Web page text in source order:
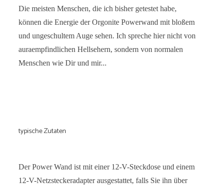
Die meisten Menschen, die ich bisher getestet habe,
können die Energie der Orgonite Powerwand mit bloßem
und ungeschultem Auge sehen. Ich spreche hier nicht von
auraempfindlichen Hellsehern, sondern von normalen
Menschen wie Dir und mir...
typische Zutaten
Der Power Wand ist mit einer 12-V-Steckdose und einem
12-V-Netzsteckeradapter ausgestattet, falls Sie ihn über